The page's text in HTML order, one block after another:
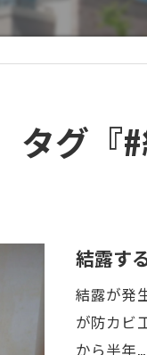
タグ『
結露す
結露が発
が防カビ
から半年…